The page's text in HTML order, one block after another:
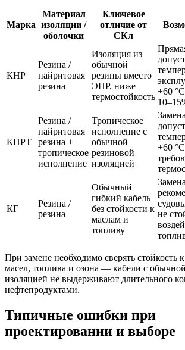
Марка
Материал
изоляции /
оболочки
Ключевое
отличие от
СКл
КНР
Резина /
найритовая
резина
Изоляция из
обычной
резины вместо
ЭПР, ниже
термостойкость
+60
КНРТ
Резина /
найритовая
резина +
тропическое
исполнение
Тропическое
исполнение с
обычной
резиновой
изоляцией
+60
КГ
Резина /
резина
Обычный
гибкий кабель
без стойкости к
маслам и
топливу
не
При замене необходимо сверять стойкость
масел, топлива и озона — кабели с
изоляцией не выдерживают длительного
нефтепродуктами.
Типичные ошибки при
проектировании и выборе